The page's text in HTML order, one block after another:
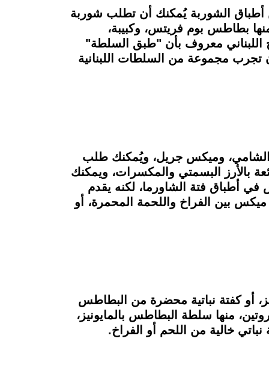
الشوربة يُمكنك أن تطلب شوربة
بطاطس بوم فريتس، وكبيبة،
معروف بأن "طبق السلطة"
تجرب مجموعة من السلطات اللبنانية
الشامي، وميكس جريل، ويُمكنك طلب
بالأرز البسمتي والمكسرات، ويمكنك
أطباق فتة الشاورما، لكنه يقدم
بين الفراخ واللحمة المحمرة، أو
أو كفتة نباتية محضرة من البطاطس
منها سلطة البطاطس بالمايونيز،
خالية من اللحم أو الفراخ.